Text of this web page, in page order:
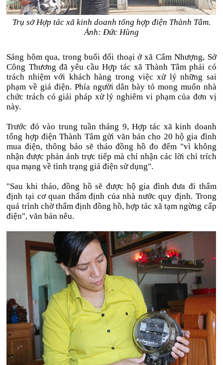
Trụ sở Hợp tác xã kinh doanh tổng hợp điện Thành Tâm.
Ảnh: Đức Hùng
Sáng hôm qua, trong buổi đối thoại ở xã Cẩm Nhượng, Sở
Công Thương đã yêu cầu Hợp tác xã Thành Tâm phải có
trách nhiệm với khách hàng trong việc xử lý những sai
phạm về giá điện. Phía người dân bày tỏ mong muốn nhà
chức trách có giải pháp xử lý nghiêm vi phạm của đơn vị
này.
Trước đó vào trung tuần tháng 9, Hợp tác xã kinh doanh
tổng hợp điện Thành Tâm gửi văn bản cho 20 hộ gia đình
mua điện, thông báo sẽ tháo đồng hồ đo đếm "vì không
nhận được phản ánh trực tiếp mà chỉ nhận các lời chỉ trích
qua mạng về tình trạng giá điện sử dụng".
"Sau khi tháo, đồng hồ sẽ được hộ gia đình đưa đi thẩm
định tại cơ quan thẩm định của nhà nước quy định. Trong
quá trình chờ thẩm định đồng hồ, hợp tác xã tạm ngừng cấp
điện", văn bản nêu.